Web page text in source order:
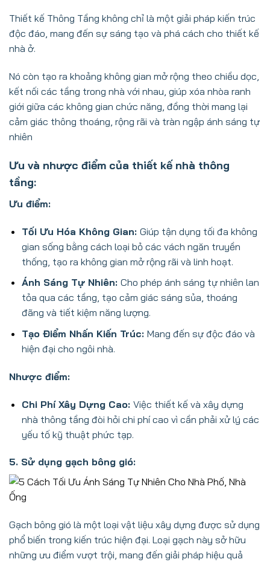
Thiết kế Thông Tầng không chỉ là một giải pháp kiến trúc
độc đáo, mang đến sự sáng tạo và phá cách cho thiết kế
nhà ở.
Nó còn tạo ra khoảng không gian mở rộng theo chiều dọc,
kết nối các tầng trong nhà với nhau, giúp xóa nhòa ranh
giới giữa các không gian chức năng, đồng thời mang lại
cảm giác thông thoáng, rộng rãi và tràn ngập ánh sáng tự
nhiên
Ưu và nhược điểm của thiết kế nhà thông
tầng:
Ưu điểm:
Tối Ưu Hóa Không Gian: Giúp tận dụng tối đa không
gian sống bằng cách loại bỏ các vách ngăn truyền
thống, tạo ra không gian mở rộng rãi và linh hoạt.
Ánh Sáng Tự Nhiên: Cho phép ánh sáng tự nhiên lan
tỏa qua các tầng, tạo cảm giác sáng sủa, thoáng
đãng và tiết kiệm năng lượng.
Tạo Điểm Nhấn Kiến Trúc: Mang đến sự độc đáo và
hiện đại cho ngôi nhà.
Nhược điểm:
Chi Phí Xây Dựng Cao: Việc thiết kế và xây dựng
nhà thông tầng đòi hỏi chi phí cao vì cần phải xử lý các
yếu tố kỹ thuật phức tạp.
5. Sử dụng gạch bông gió:
Gạch bông gió là một loại vật liệu xây dựng được sử dụng
phổ biến trong kiến trúc hiện đại. Loại gạch này sở hữu
những ưu điểm vượt trội, mang đến giải pháp hiệu quả